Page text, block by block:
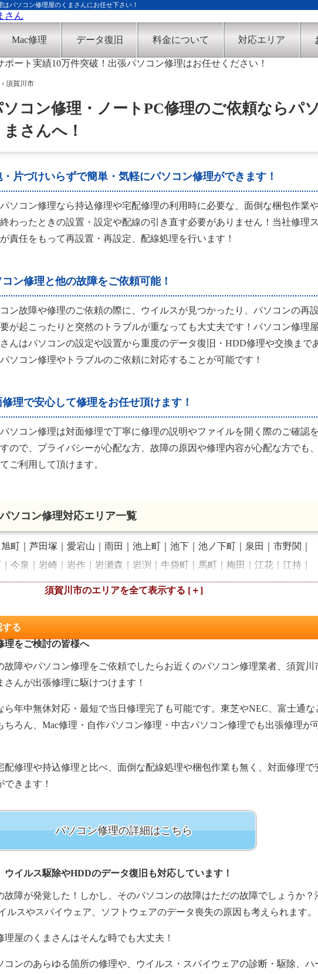
パソコン修理屋のくまさんにお任せ下さい！
Mac修理 データ復旧 料金について 対応エリア
› 須賀川市
コン修理・ノートPC修理のご依頼ならパ
さんへ！
片づけいらずで簡単・気軽にパソコン修理ができます！
ソコン修理なら持込修理や宅配修理の利用時に必要な、面倒な梱包作業
わったときの設置・設定や配線の引き直す必要がありません！当社修理
責任をもって再設置・再設定、配線処理を行います！
ン修理と他の故障をご依頼可能！
ン故障や修理のご依頼の際に、ウイルスが見つかったり、パソコンの再
が起こったりと突然のトラブルが重なっても大丈夫です！パソコン修理
さんはパソコンの設定や設置から重度のデータ復旧・HDD修理や交換まで
ソコン修理やトラブルのご依頼に対応することが可能です！
理で安心して修理をお任せ頂けます！
ソコン修理は対面修理で丁寧に修理の説明やファイルを開く際のご確認
ので、プライバシーが心配な方、故障の原因や修理内容が心配な方でも
ご利用して頂けます。
ソコン修理対応エリア一覧
須賀川市の
旭町 芦田塚 愛宕山 雨田 池上町 池下 池ノ下町 泉田
市野関
今泉 岩崎 岩作 岩瀬森 岩渕 牛袋町 馬町 梅田 江花
江持
大袋町 大町 岡東町 小倉 越久 卸町 影沼町 加治町
上小山
坂の上町
諏訪町 勢至堂 芹沢町 千日堂 台 大黒町 高久田境 滝
舘ケ岡
中町
西川 西田町 西の内町 虹の台
牡丹園 前川 前田川 松塚 丸田町 緑町 南上町 南町
宮先町
る
理をご検討の皆様へ
故障やパソコン修理をご依頼でしたらお近くのパソコン修理業者、須賀川
んが出張修理に駆けつけます！
ら年中無休対応・最短で当日修理完了も可能です。東芝やNEC、富士通な
ちろん、Mac修理・自作パソコン修理・中古パソコン修理でも出張修理が
配修理や持込修理と比べ、面倒な配線処理や梱包作業も無く、対面修理で
できます！
パソコン修理の詳細はこちら
ウイルス駆除やHDDのデータ復旧も対応しています！
故障が発覚した！しかし、そのパソコンの故障はただの故障でしょうか？
ルスやスパイウェア、ソフトウェアのデータ喪失の原因も考えられます。
屋のくまさんはそんな時でも大丈夫！
コンのあらゆる箇所の修理や、ウイルス・スパイウェアの診断・駆除、ハ